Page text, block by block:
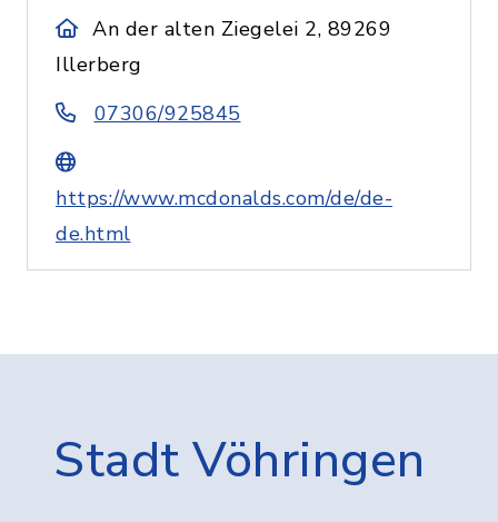
An der alten Ziegelei 2, 89269
Illerberg
07306/925845
https://www.mcdonalds.com/de/de-
de.html
Stadt Vöhringen